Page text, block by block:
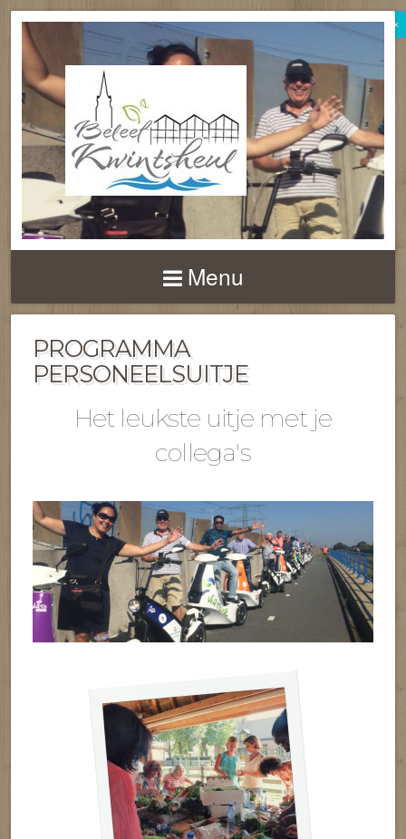
BELEEF
KWINTSHEUL
Menu
PROGRAMMA
PERSONEELSUITJE
Het leukste uitje met je
collega's
×